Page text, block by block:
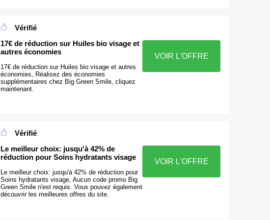
Vérifié
17€ de réduction sur Huiles bio visage et
autres économies
17€ de réduction sur Huiles bio visage et autres
économies, Réalisez des économies
supplémentaires chez Big Green Smile, cliquez
maintenant.
VOIR L'OFFRE
Vérifié
Le meilleur choix: jusqu'à 42% de
réduction pour Soins hydratants visage
Le meilleur choix: jusqu'à 42% de réduction pour
Soins hydratants visage, Aucun code promo Big
Green Smile n'est requis. Vous pouvez également
découvrir les meilleures offres du site.
VOIR L'OFFRE